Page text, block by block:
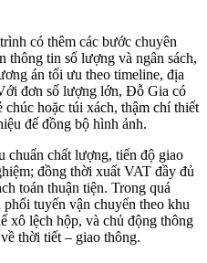
có thêm các bước chuyên
tin số lượng và ngân sách,
án tối ưu theo timeline, địa
đơn số lượng lớn, Đỗ Gia có
hoặc túi xách, thậm chí thiết
để đồng bộ hình ảnh.
chuẩn chất lượng, tiến độ giao
đồng thời xuất VAT đầy đủ
toán thuận tiện. Trong quá
tuyến vận chuyển theo khu
xô lệch hộp, và chủ động thông
thời tiết – giao thông.